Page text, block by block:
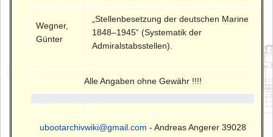
Wegner,
Günter
„Stellenbesetzung der deutschen Marine
1848–1945“ (Systematik der
Admiralstabsstellen).
Alle Angaben ohne Gewähr !!!!
ubootarchivwiki@gmail.com - Andreas Angerer 39028